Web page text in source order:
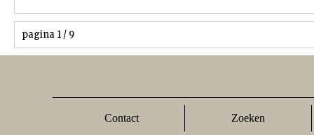
pagina 1 / 9
Contact Zoeken